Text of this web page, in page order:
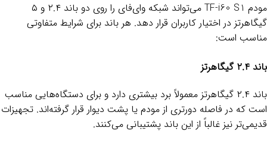
مودم TF-i60 S1 می‌تواند شبکه وای‌فای را روی دو باند ۲.۴ و ۵
گیگاهرتز در اختیار کاربران قرار دهد. هر باند برای شرایط متفاوتی
مناسب است:
باند ۲.۴ گیگاهرتز
باند ۲.۴ گیگاهرتز معمولاً برد بیشتری دارد و برای دستگاه‌هایی مناسب
است که در فاصله دورتری از مودم یا پشت دیوار قرار گرفته‌اند. تجهیزات
قدیمی‌تر نیز غالباً از این باند پشتیبانی می‌کنند.